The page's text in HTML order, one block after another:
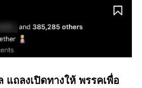
แถลงเปิดทางให้ พรรคเพื่อ